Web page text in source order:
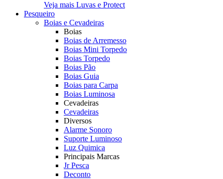
Veja mais Luvas e Protect
Pesqueiro
Boias e Cevadeiras
Boias
Boias de Arremesso
Boias Mini Torpedo
Boias Torpedo
Boias Pão
Boias Guia
Boias para Carpa
Boias Luminosa
Cevadeiras
Cevadeiras
Diversos
Alarme Sonoro
Suporte Luminoso
Luz Quimica
Principais Marcas
Jr Pesca
Deconto